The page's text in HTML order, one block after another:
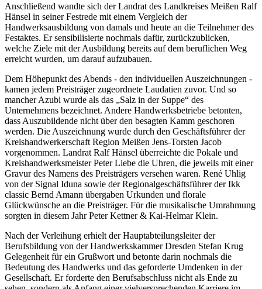
Anschließend wandte sich der Landrat des Landkreises Meißen Ralf
Hänsel in seiner Festrede mit einem Vergleich der
Handwerksausbildung von damals und heute an die Teilnehmer des
Festaktes. Er sensibilisierte nochmals dafür, zurückzublicken,
welche Ziele mit der Ausbildung bereits auf dem beruflichen Weg
erreicht wurden, um darauf aufzubauen.
Dem Höhepunkt des Abends - den individuellen Auszeichnungen -
kamen jedem Preisträger zugeordnete Laudatien zuvor. Und so
mancher Azubi wurde als das „Salz in der Suppe“ des
Unternehmens bezeichnet. Andere Handwerksbetriebe betonten,
dass Auszubildende nicht über den besagten Kamm geschoren
werden. Die Auszeichnung wurde durch den Geschäftsführer der
Kreishandwerkerschaft Region Meißen Jens-Torsten Jacob
vorgenommen. Landrat Ralf Hänsel überreichte die Pokale und
Kreishandwerksmeister Peter Liebe die Uhren, die jeweils mit einer
Gravur des Namens des Preisträgers versehen waren. René Uhlig
von der Signal Iduna sowie der Regionalgeschäftsführer der Ikk
classic Bernd Amann übergaben Urkunden und florale
Glückwünsche an die Preisträger. Für die musikalische Umrahmung
sorgten in diesem Jahr Peter Kettner & Kai-Helmar Klein.
Nach der Verleihung erhielt der Hauptabteilungsleiter der
Berufsbildung von der Handwerkskammer Dresden Stefan Krug
Gelegenheit für ein Grußwort und betonte darin nochmals die
Bedeutung des Handwerks und das geforderte Umdenken in der
Gesellschaft. Er forderte den Berufsabschluss nicht als Ende zu